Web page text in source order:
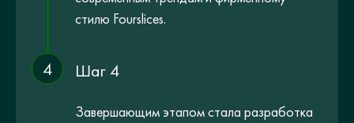
стилю Fourslices.
4 Шаг 4
Завершающим этапом стала разработка